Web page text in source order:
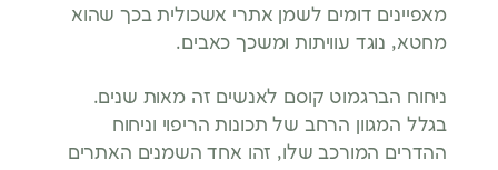
מאפיינים דומים לשמן אתרי אשכולית בכך שהוא
מחטא, נוגד עוויתות ומשכך כאבים.
ניחוח הברגמוט קוסם לאנשים זה מאות שנים.
בגלל המגוון הרחב של תכונות הריפוי וניחוח
ההדרים המורכב שלו, זהו אחד השמנים האתרים